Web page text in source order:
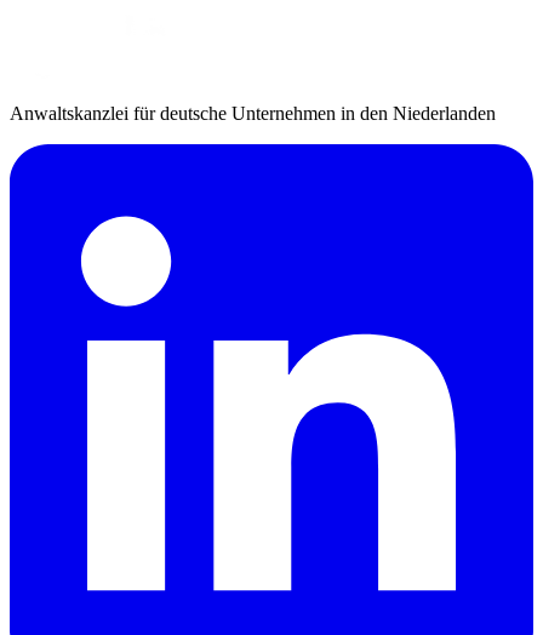
Anwaltskanzlei für deutsche Unternehmen in den Niederlanden